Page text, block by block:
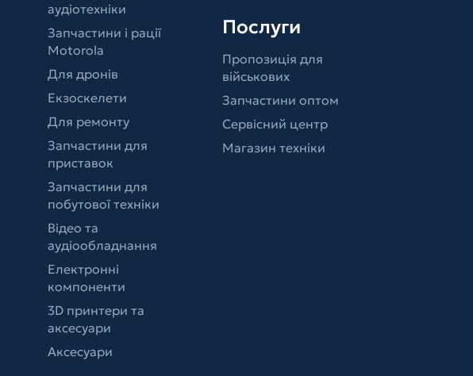
аудіотехніки
Запчастини і рації
Motorola
Для дронів
Екзоскелети
Для ремонту
Запчастини для
приставок
Запчастини для
побутової техніки
Відео та
аудіообладнання
Електронні
компоненти
3D принтери та
аксесуари
Аксесуари
Послуги
Пропозиція для
військових
Запчастини оптом
Сервісний центр
Магазин техніки